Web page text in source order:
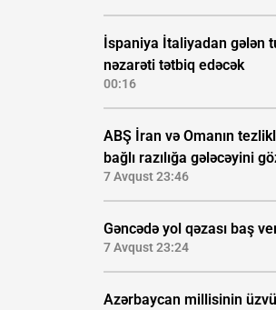
İspaniya İtaliyadan gələn
nəzarəti tətbiq edəcək
00:16
ABŞ İran və Omanın
bağlı razılığa gələcəyini
7 Avqust 23:46
Gəncədə yol qəzası baş
7 Avqust 23:24
Azərbaycan millisinin